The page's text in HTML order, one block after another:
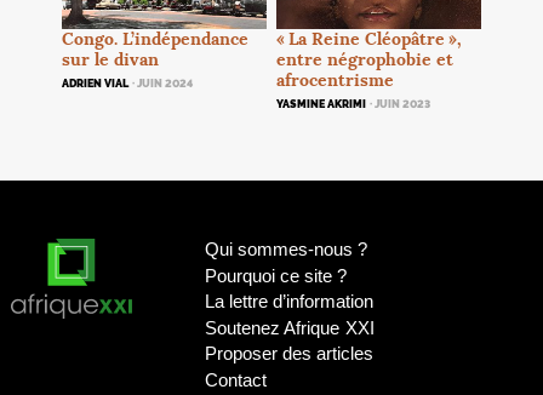
Congo. L’indépendance
sur le divan
ADRIEN VIAL · JUIN 2024
«La Reine Cléopâtre »,
entre négrophobie et
afrocentrisme
YASMINE AKRIMI · JUIN 2023
Qui sommes-nous ?
Pourquoi ce site ?
La lettre d’information
Soutenez Afrique XXI
Proposer des articles
Contact